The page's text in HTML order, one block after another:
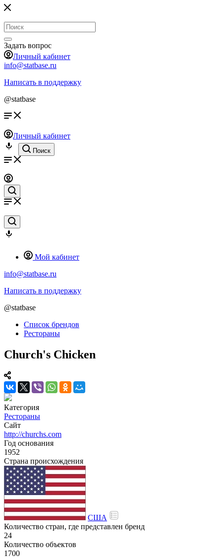
Задать вопрос
Личный кабинет
info@statbase.ru
Написать в поддержку
@statbase
Личный кабинет
Поиск
Мой кабинет
info@statbase.ru
Написать в поддержку
@statbase
Список брендов
Рестораны
Church's Chicken
Категория
Рестораны
Сайт
http://churchs.com
Год основания
1952
Страна происхождения
США
Количество стран, где представлен бренд
24
Количество объектов
1700